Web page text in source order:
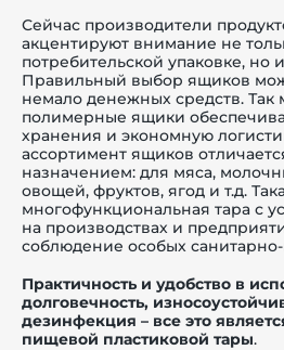
Сейчас производители
акцентируют внимание не
потребительской упаковке, но
Правильный выбор ящиков
немало денежных средств. Так
полимерные ящики
хранения и экономную
ассортимент ящиков
назначением: для мяса,
овощей, фруктов, ягод и т.д.
многофункциональная тара с
на производствах и
соблюдение особых
Практичность и удобство в
долговечность,
дезинфекция – все это
пищевой пластиковой тары.